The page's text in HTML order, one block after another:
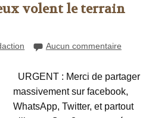
volent le terrain
Aucun commentaire
URGENT : Merci de partager
massivement sur facebook,
WhatsApp, Twitter, et partout